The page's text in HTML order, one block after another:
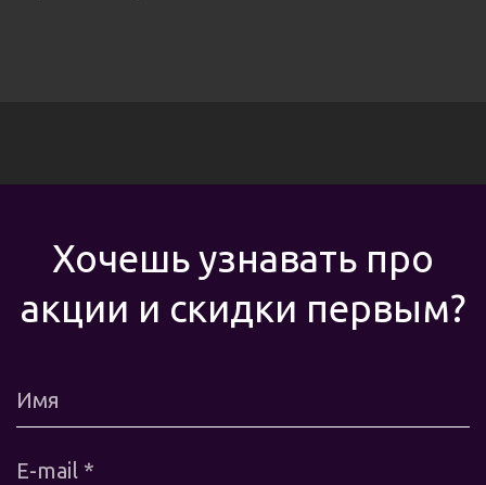
Хочешь узнавать про
акции и скидки первым?